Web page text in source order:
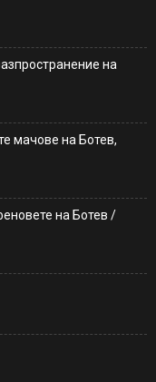
на
мачове на Ботев,
на Ботев /